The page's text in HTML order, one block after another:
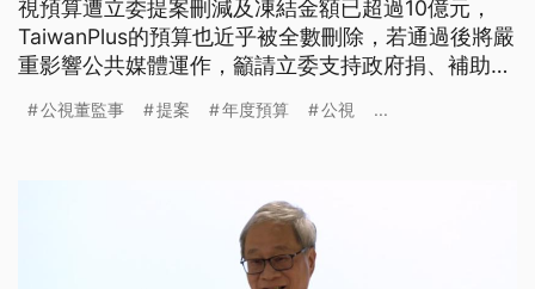
視預算遭立委提案刪減及凍結金額已超過10億元，
TaiwanPlus的預算也近乎被全數刪除，若通過後將嚴
重影響公共媒體運作，籲請立委支持政府捐、補助預
公視董監事 提案 年度預算 公視 ...